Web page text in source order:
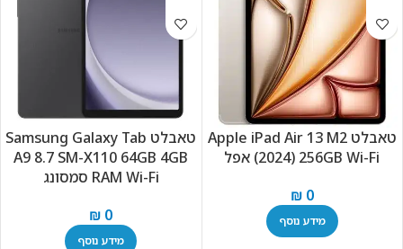
טאבלט Apple iPad Air 13 M2
(2024) 256GB Wi-Fi אפל
₪0
מידע נוסף
טאבלט Samsung Galaxy Tab
A9 8.7 SM-X110 64GB 4GB
RAM Wi-Fi סמסונג
₪ 0
מידע נוסף